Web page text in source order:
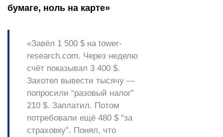
бумаге, ноль на карте»
«Завёл 1 500 $ на tower-
research.com. Через неделю
счёт показывал 3 400 $.
Захотел вывести тысячу —
попросили “разовый налог”
210 $. Заплатил. Потом
потребовали ещё 480 $ “за
страховку”. Понял, что